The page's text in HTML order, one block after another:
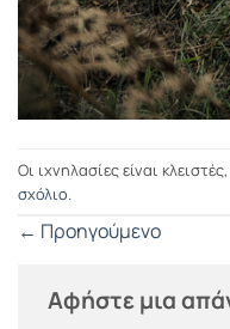
Οι ιχνηλασίες είναι
σχόλιο
← Προηγούμενο
Αφήστε μια